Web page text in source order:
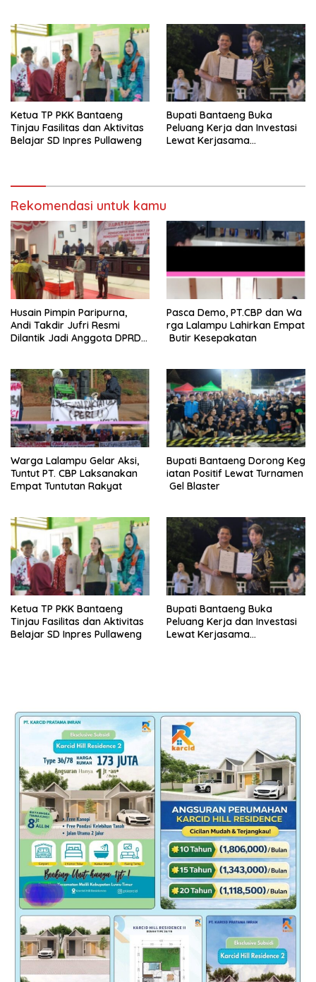
Ketua TP PKK Bantaeng
Tinjau Fasilitas dan Aktivitas
Belajar SD Inpres Pullaweng
Bupati Bantaeng Buka
Peluang Kerja dan Investasi
Lewat Kerjasama
Rekomendasi untuk kamu
Husain Pimpin Paripurna,
Andi Takdir Jufri Resmi
Dilantik Jadi Anggota DPRD
Pasca Demo, PT.CBP dan Wa
rga Lalampu Lahirkan Empat
Butir Kesepakatan
Warga Lalampu Gelar Aksi,
Tuntut PT. CBP Laksanakan
Empat Tuntutan Rakyat
Bupati Bantaeng Dorong Keg
iatan Positif Lewat Turnamen
Gel Blaster
Ketua TP PKK Bantaeng
Tinjau Fasilitas dan Aktivitas
Belajar SD Inpres Pullaweng
Bupati Bantaeng Buka
Peluang Kerja dan Investasi
Lewat Kerjasama